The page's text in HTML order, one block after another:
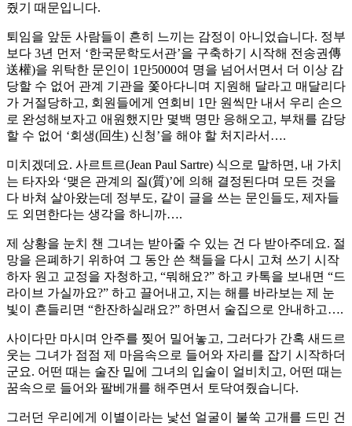
줬기 때문입니다.
퇴임을 앞둔 사람들이 흔히 느끼는 감정이 아니었습니다. 정부
보다 3년 먼저 ‘한국문학도서관’을 구축하기 시작해 전송권傳
送權)을 위탁한 문인이 1만5000여 명을 넘어서면서 더 이상 감
당할 수 없어 관계 기관을 쫓아다니며 지원해 달라고 매달리다
가 거절당하고, 회원들에게 연회비 1만 원씩만 내서 우리 손으
로 완성해보자고 애원했지만 몇백 명만 응해오고, 부채를 감당
할 수 없어 ‘회생(回生) 신청’을 해야 할 처지라서….
미치겠데요. 사르트르(Jean Paul Sartre) 식으로 말하면, 내 가치
는 타자와 ‘맺은 관계의 질(質)’에 의해 결정된다며 모든 것을
다 바쳐 살아왔는데 정부도, 같이 글을 쓰는 문인들도, 제자들
도 외면한다는 생각을 하니까….
제 상황을 눈치 챈 그녀는 받아줄 수 있는 건 다 받아주데요. 절
망을 은폐하기 위하여 그 동안 쓴 책들을 다시 고쳐 쓰기 시작
하자 원고 교정을 자청하고, “뭐해요?” 하고 카톡을 보내면 “드
라이브 가실까요?” 하고 끌어내고, 지는 해를 바라보는 제 눈
빛이 흔들리면 “한잔하실래요?” 하면서 술집으로 안내하고….
사이다만 마시며 안주를 찢어 밀어놓고, 그러다가 간혹 새드르
웃는 그녀가 점점 제 마음속으로 들어와 자리를 잡기 시작하더
군요. 어떤 때는 술잔 밑에 그녀의 입술이 얼비치고, 어떤 때는
꿈속으로 들어와 팔베개를 해주면서 토닥여줬습니다.
그러던 우리에게 이별이라는 낯선 얼굴이 불쑥 고개를 드민 건